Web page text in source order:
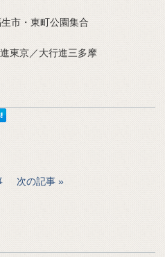
市・東町公園集合
東京／大行進三多摩
次の記事